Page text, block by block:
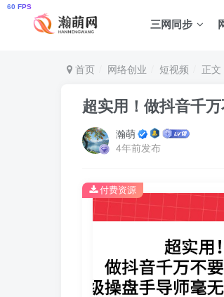
三网同步
首页 网络创业 短视频 正文
超实用！做抖音千
瀚萌
4年前发布
付费资源